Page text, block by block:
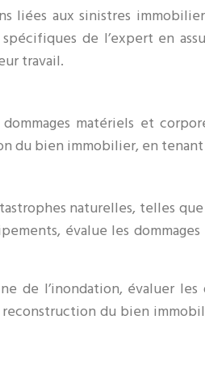
liées aux sinistres
de l’expert en
travail.
matériels et
du bien immobilier, en
naturelles, telles
évalue les
de l’inondation, évaluer les
du bien